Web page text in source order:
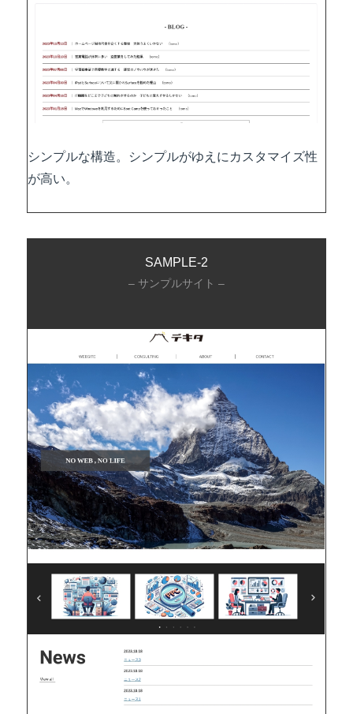
シンプルな構造。シンプルがゆえにカスタマイズ性
が高い。
SAMPLE-2
– サンプルサイト –